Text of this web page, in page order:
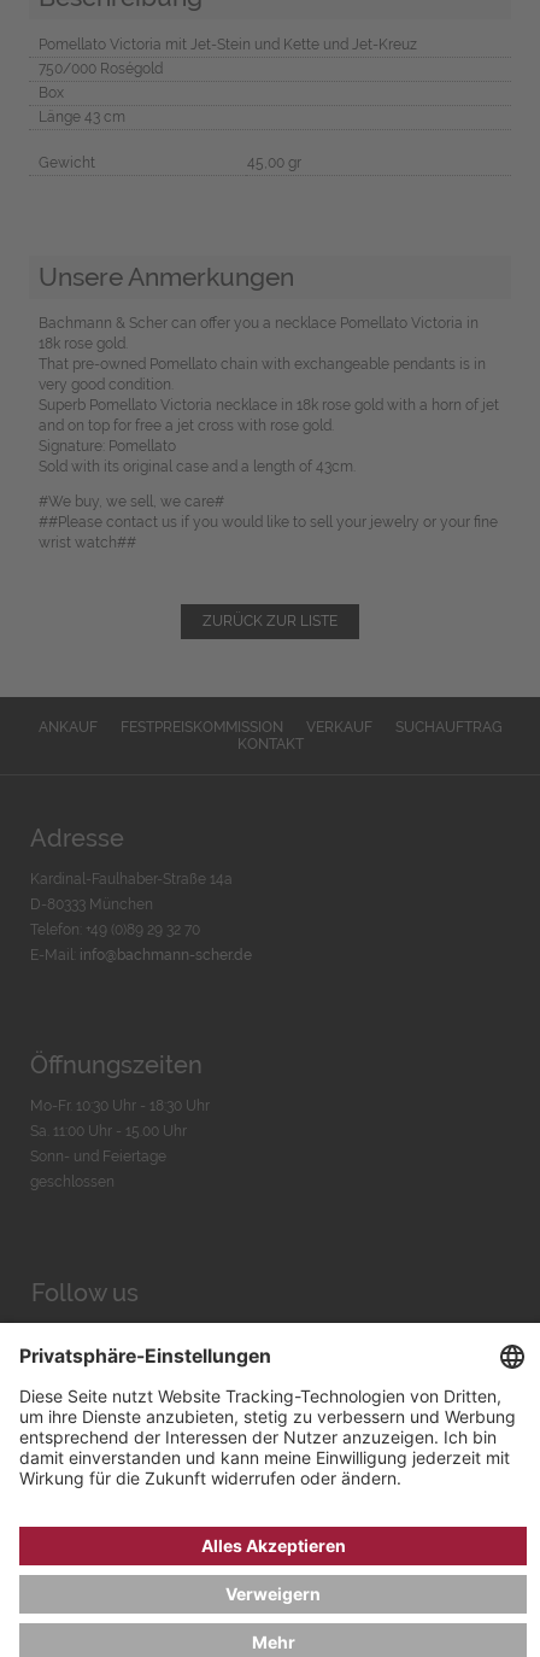
Pomellato Victoria mit Jet-Stein und Kette und Jet-Kreuz
750/000 Roségold
Box
Länge 43 cm
Gewicht 45,00 gr
Unsere Anmerkungen
Bachmann & Scher can offer you a necklace Pomellato Victoria in
18k rose gold.
That pre-owned Pomellato chain with exchangeable pendants is in
very good condition.
Superb Pomellato Victoria necklace in 18k rose gold with a horn of jet
and on top for free a jet cross with rose gold.
Signature: Pomellato
Sold with its original case and a length of 43cm.
#We buy, we sell, we care#
##Please contact us if you would like to sell your jewelry or your fine
wrist watch##
ZURÜCK ZUR LISTE
ANKAUF FESTPREISKOMMISSION VERKAUF
SUCHAUFTRAG
KONTAKT
Adresse
Kardinal-Faulhaber-Straße 14a
D-80333 München
Telefon: +49 (0)89 29 32 70
E-Mail:
info@bachmann-scher.de
Öffnungszeiten
Mo-Fr. 10:30 Uhr - 18:30 Uhr
Sa. 11:00 Uhr - 15.00 Uhr
Sonn- und Feiertage
geschlossen
Follow us
Instagram
© 2026 byBachmann & Scher GmbH / Watchandco GmbH
DATENSCHUTZ IMPRESSUM
VERSANDKOSTEN
COOKIE-EINSTELLUNGEN